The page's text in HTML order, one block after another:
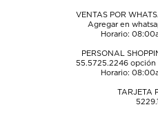
VENTAS POR
Agregar en
Horario:
PERSONAL
55.5725.2246opción
Horario:
TARJETA